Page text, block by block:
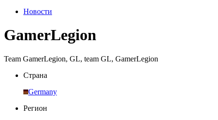
Новости
GamerLegion
Team GamerLegion, GL, team GL, GamerLegion
Страна
Germany
Регион